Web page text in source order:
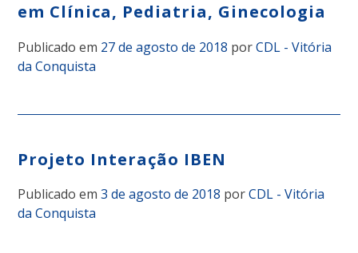
em Clínica, Pediatria, Ginecologia
Publicado em 27 de agosto de 2018 porCDL - Vitória
da Conquista
Projeto Interação IBEN
Publicado em3 de agosto de 2018 porCDL - Vitória
da Conquista